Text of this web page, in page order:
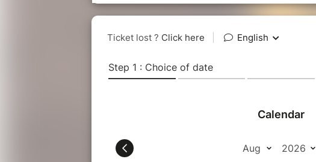
Mais quand un parisien se heurte à la
Mis en scène par Guilhem Connac